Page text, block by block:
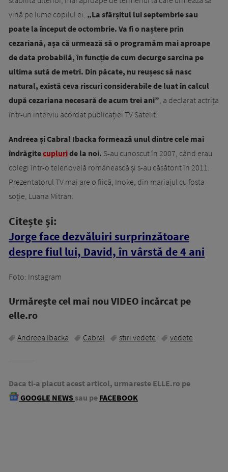
vină pe lume copilul ei. „La sfârșitul lui septembrie sau
poate la început de octombrie. Va fi o naștere prin
cezariană, așa că urmează să o programăm mai aproape
de data probabilă, în funcție de cum decurge sarcina pe
ultima sută de metri. Din păcate, nu reușesc să nasc
natural, există ceva riscuri considerabile de luat în calcul
după cezariana necesară de acum trei ani”, a declarat actrița
într-un interviu acordat publicației TV Satelit.
Andreea și Cabral Ibacka formează unul dintre cele mai
îndrăgitecupluride la noi. S-au cunoscut în 2007, când erau
colegi într-o telenovelă românească și s-au căsătorit în 2011.
Prezentatorul TV mai are o fiică, Inoke, din mariajul cu fosta
soție, Luana Mitran.
Citește și:
Jorge face dezvăluiri surprinzătoare
despre fiul lui, David, în vârstă de 4 ani
Foto: Instagram
Urmăreşte cel mai nou VIDEO incărcat pe
elle.ro
Andreea Ibacka Cabral stiri vedete vedete
Daca ti-a placut acest articol, urmareste ELLE.ro pe
GOOGLE NEWS sau pe FACEBOOK